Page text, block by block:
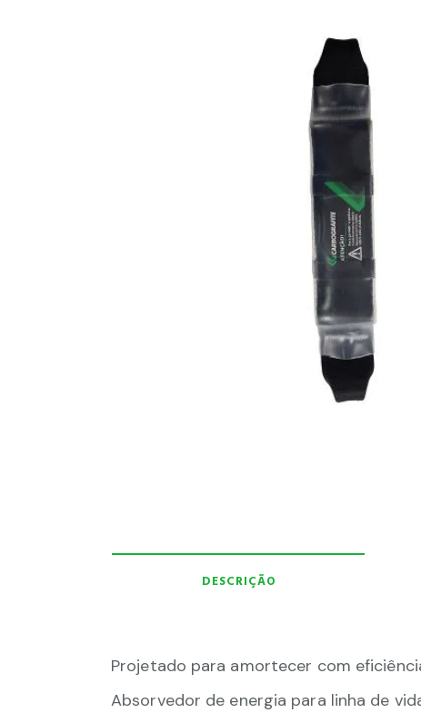
DESCRIÇÃO
Projetado para amortecer com
Absorvedor de energia para linha de